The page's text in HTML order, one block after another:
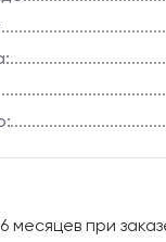
месяцев при